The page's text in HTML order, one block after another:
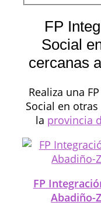
FP
Social
cercanas
Realiza una
Social en
la provincia
FP
Abadiño-